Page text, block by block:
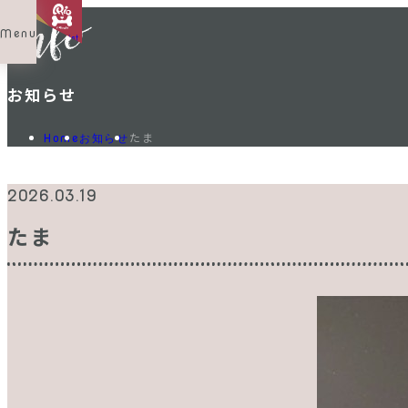
Menu Shop List
お知らせ
Home お知らせ たま
2026.03.19
たま